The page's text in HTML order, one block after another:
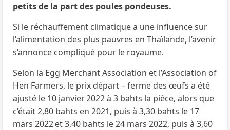
petits de la part des poules pondeuses.
Si le réchauffement climatique a une influence sur
l’alimentation des plus pauvres en Thaïlande, l’avenir
s’annonce compliqué pour le royaume.
Selon la Egg Merchant Association et l’Association of
Hen Farmers, le prix départ – ferme des œufs a été
ajusté le 10 janvier2022 à 3 bahts la pièce, alors que
c’était 2,80 bahts en 2021, puis à 3,30 bahts le 17
mars 2022et 3,40 bahts le 24 mars 2022, puis à 3,60